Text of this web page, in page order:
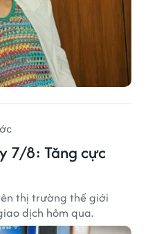
7/8: Tăng cực
thị trường thế giới
dịch hôm qua.